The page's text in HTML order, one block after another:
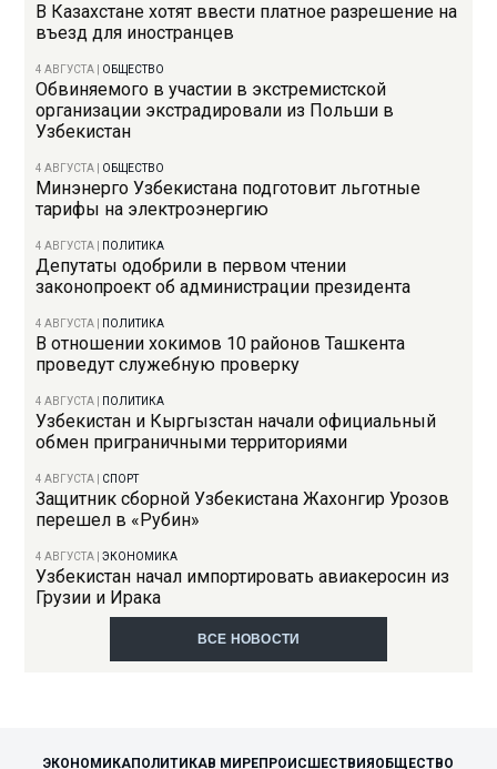
В Казахстане хотят ввести платное разрешение на
въезд для иностранцев
4 АВГУСТА ОБЩЕСТВО
Обвиняемого в участии в экстремистской
организации экстрадировали из Польши в
Узбекистан
4 АВГУСТА ОБЩЕСТВО
Минэнерго Узбекистана подготовит льготные
тарифы на электроэнергию
4 АВГУСТА ПОЛИТИКА
Депутаты одобрили в первом чтении
законопроект об администрации президента
4 АВГУСТА ПОЛИТИКА
В отношении хокимов 10 районов Ташкента
проведут служебную проверку
4 АВГУСТА ПОЛИТИКА
Узбекистан и Кыргызстан начали официальный
обмен приграничными территориями
4 АВГУСТА СПОРТ
Защитник сборной Узбекистана Жахонгир Урозов
перешел в «Рубин»
4 АВГУСТА |ЭКОНОМИКА
Узбекистан начал импортировать авиакеросин из
Грузии и Ирака
ВСЕ НОВОСТИ
ЭКОНОМИКАПОЛИТИКАВ МИРЕПРОИСШЕСТВИЯ ОБЩЕСТВО